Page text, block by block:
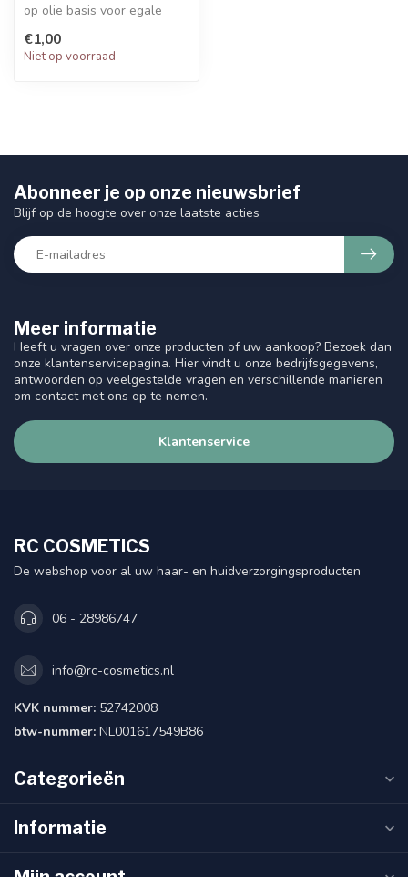
op olie basis voor egale
€1,00
Niet op voorraad
Meer informatie
Heeft u vragen over onze producten of uw aankoop? Bezoek dan
onze klantenservicepagina. Hier vindt u onze bedrijfsgegevens,
antwoorden op veelgestelde vragen en verschillende manieren
om contact met ons op te nemen.
Klantenservice
Abonneer je op onze nieuwsbrief
Blijf op de hoogte over onze laatste acties
RC COSMETICS
De webshop voor al uw haar- en huidverzorgingsproducten
06 - 28986747
info@rc-cosmetics.nl
KVK nummer: 52742008
btw-nummer: NL001617549B86
Categorieën
Informatie